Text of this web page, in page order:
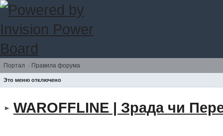
Портал · Правила форума
Это меню отключено
WAROFFLINE | Зрада чи